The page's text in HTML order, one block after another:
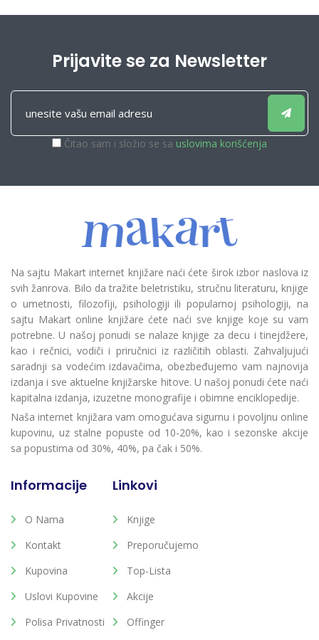
Prijavite se za Newsletter
Čitao sam i složio se sa uslovima korišćenja
Na sajtu Makart internet knjižare naći ćete širok izbor naslova iz
svih žanrova. Bilo da tražite beletristiku, stručnu literaturu, knjige
o umetnosti, filozofiji, psihologiji ili popularnoj psihologiji, na
sajtu Makart online knjižare ćete naći sve knjige koje su vam
potrebne. U našoj ponudi se nalaze knjige za decu i tinejdžere,
kao i rečnici, vodiči i priručnici iz različitih oblasti. Zahvaljujući
saradnji sa vodećim izdavačima, obezbeđujemo vam najnovija
izdanja i sve aktuelne knjižarske hitove. U našoj ponudi ćete naći
kapitalna izdanja, izuzetne monografije i obimne enciklopedije.
Naša internet knjižara vam omogućava sigurnu i povoljnu online
kupovinu, uz stalne popuste od 10-20%, kao i sezonske akcije
sa popustima od 30%, 40%, pa čak i 50%.
Informacije
O Nama
Kontakt
Kupovina
Uslovi Kupovine
Polisa Privatnosti
Linkovi
Knjige
Preporučujemo
Top-Lista
Akcije
Offinger